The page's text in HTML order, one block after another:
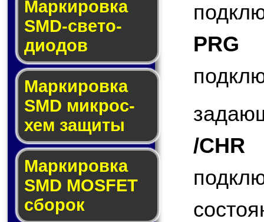
Маркировка
SMD-све­то­
дио­дов
Мар­ки­ров­ка
SMD мик­рос­
хем защиты
Мар­ки­ров­ка
SMD MOSFET
сбо­рок
PRG
/CHR